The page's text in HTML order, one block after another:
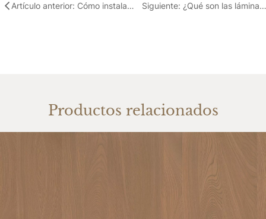
Artículo anterior: Cómo instalar láminas de madera enchapada Siguiente: ¿Qué son las láminas de chapa de madera?
Productos relacionados